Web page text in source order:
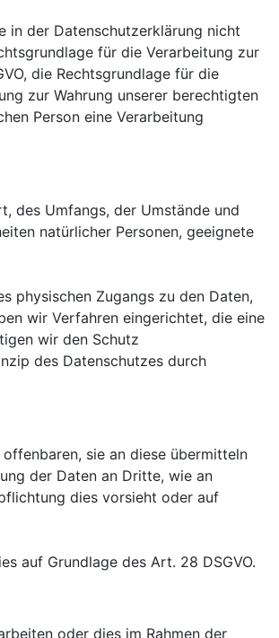
in der Datenschutzerklärung nicht
für die Verarbeitung zur
die Rechtsgrundlage für die
zur Wahrung unserer berechtigten
Person eine Verarbeitung
des Umfangs, der Umstände und
natürlicher Personen, geeignete
physischen Zugangs zu den Daten,
wir Verfahren eingerichtet, die eine
wir den Schutz
des Datenschutzes durch
sie an diese übermitteln
der Daten an Dritte, wie an
dies vorsieht oder auf
auf Grundlage des Art. 28 DSGVO.
oder dies im Rahmen der